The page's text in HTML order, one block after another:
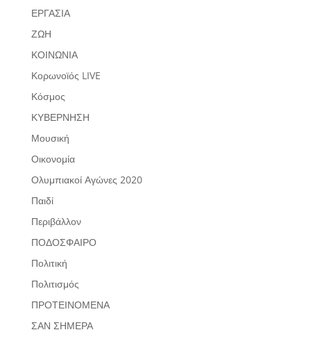
ΕΡΓΑΣΙΑ
ΖΩΗ
ΚΟΙΝΩΝΙΑ
Κορωνοϊός LIVE
Κόσμος
ΚΥΒΕΡΝΗΣΗ
Μουσική
Οικονομία
Ολυμπιακοί Αγώνες 2020
Παιδί
Περιβάλλον
ΠΟΔΟΣΦΑΙΡΟ
Πολιτική
Πολιτισμός
ΠΡΟΤΕΙΝΟΜΕΝΑ
ΣΑΝ ΣΗΜΕΡΑ